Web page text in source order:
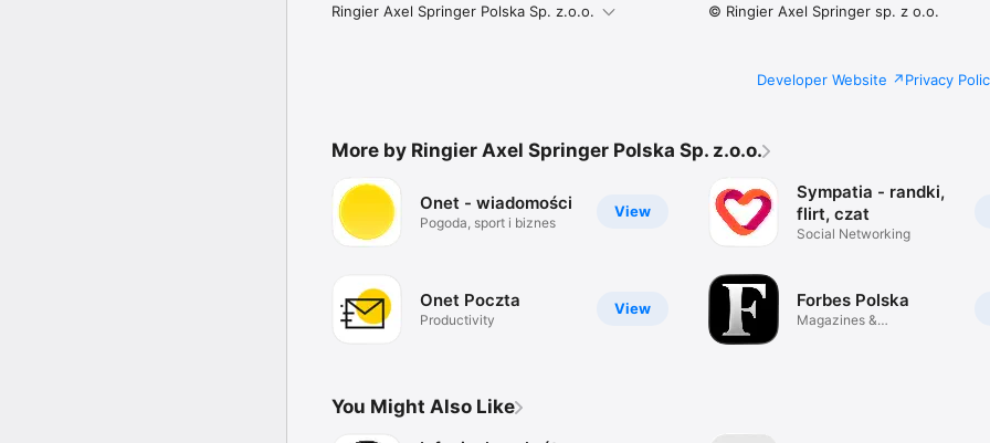
Ringier Axel Springer Polska Sp. z.o.o.
© Ringier Axel Springer sp. z o.o.
Developer Website Privacy
More by Ringier Axel Springer Polska Sp. z.o.o.
View
Onet - wiadomości
Pogoda, sport i biznes
View
Onet Poczta
Productivity
Sympatia - randki,
flirt, czat
Social Networking
Forbes Polska
Magazines &
You Might Also Like